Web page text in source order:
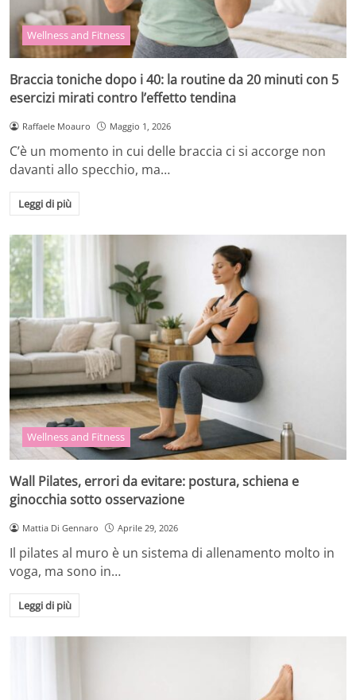
Wellness and Fitness
Braccia toniche dopo i 40: la routine da 20 minuti con 5
esercizi mirati contro l’effetto tendina
Raffaele Moauro Maggio 1, 2026
C’è un momento in cui delle braccia ci si accorge non
davanti allo specchio, ma…
Leggi di più
Wellness and Fitness
Wall Pilates, errori da evitare: postura, schiena e
ginocchia sotto osservazione
Mattia Di Gennaro Aprile 29, 2026
Il pilates al muro è un sistema di allenamento molto in
voga, ma sono in…
Leggi di più